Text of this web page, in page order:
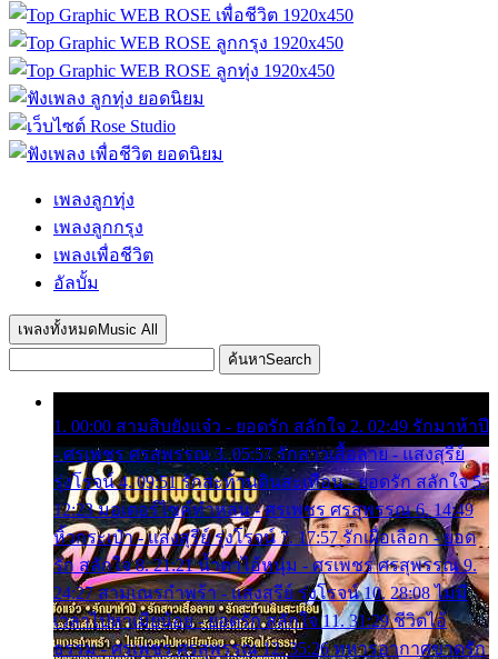
เพลงลูกทุ่ง
เพลงลูกกรุง
เพลงเพื่อชีวิต
อัลบั้ม
เพลงทั้งหมด Music All
ค้นหาSearch
1. 00:00 สามสิบยังแจ๋ว - ยอดรัก สลักใจ 2. 02:49 รักมาห้าปี
- ศรเพชร ศรสุพรรณ 3. 05:57 รักสาวเสื้อลาย - แสงสุรีย์
รุ่งโรจน์ 4. 09:51 รักสะท้านดินสะเทือน - ยอดรัก สลักใจ 5.
12:23 มอเตอร์ไซค์ทำหล่น - ศรเพชร ศรสุพรรณ 6. 14:49
หิ้วกระเป๋า - แสงสุรีย์ รุ่งโรจน์ 7. 17:57 รักเผื่อเลือก - ยอด
รัก สลักใจ 8. 21:21 น้ำตาไอ้หนุ่ม - ศรเพชร ศรสุพรรณ 9.
24:27 สามเณรกำพร้า - แสงสุรีย์ รุ่งโรจน์ 10. 28:08 ไม่มี
เวลาไปหาเมียน้อย - ยอดรัก สลักใจ 11. 31:29 ชีวิตไอ้
ธรรม - ศรเพชร ศรสุพรรณ 12. 35:26 ทหารอากาศขาดรัก